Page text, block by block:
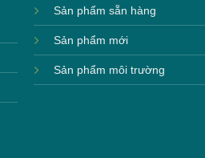
Sản phẩm sẵn hàng
Sản phẩm mới
Sản phẩm môi trường